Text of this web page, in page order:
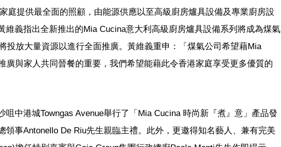
庭提供最全面的照顧，由能源供應以至高級廚房爐具設備及專業廚房設
維義指出全新推出的Mia Cucina意大利高級廚房爐具設備系列將成為煤氣
投放大量資源以進行全面推廣。黃維義重申：「煤氣公司希望藉Mia
廣與家人共同晉餐的重要，我們希望能藉此令香港家庭享受更多優質的
中港城Towngas Avenue舉行了「Mia Cucina 時尚新『煮』意」產品發
領事Antonello De Riu先生親臨主禮。此外，更邀得知名藝人、兼有完美